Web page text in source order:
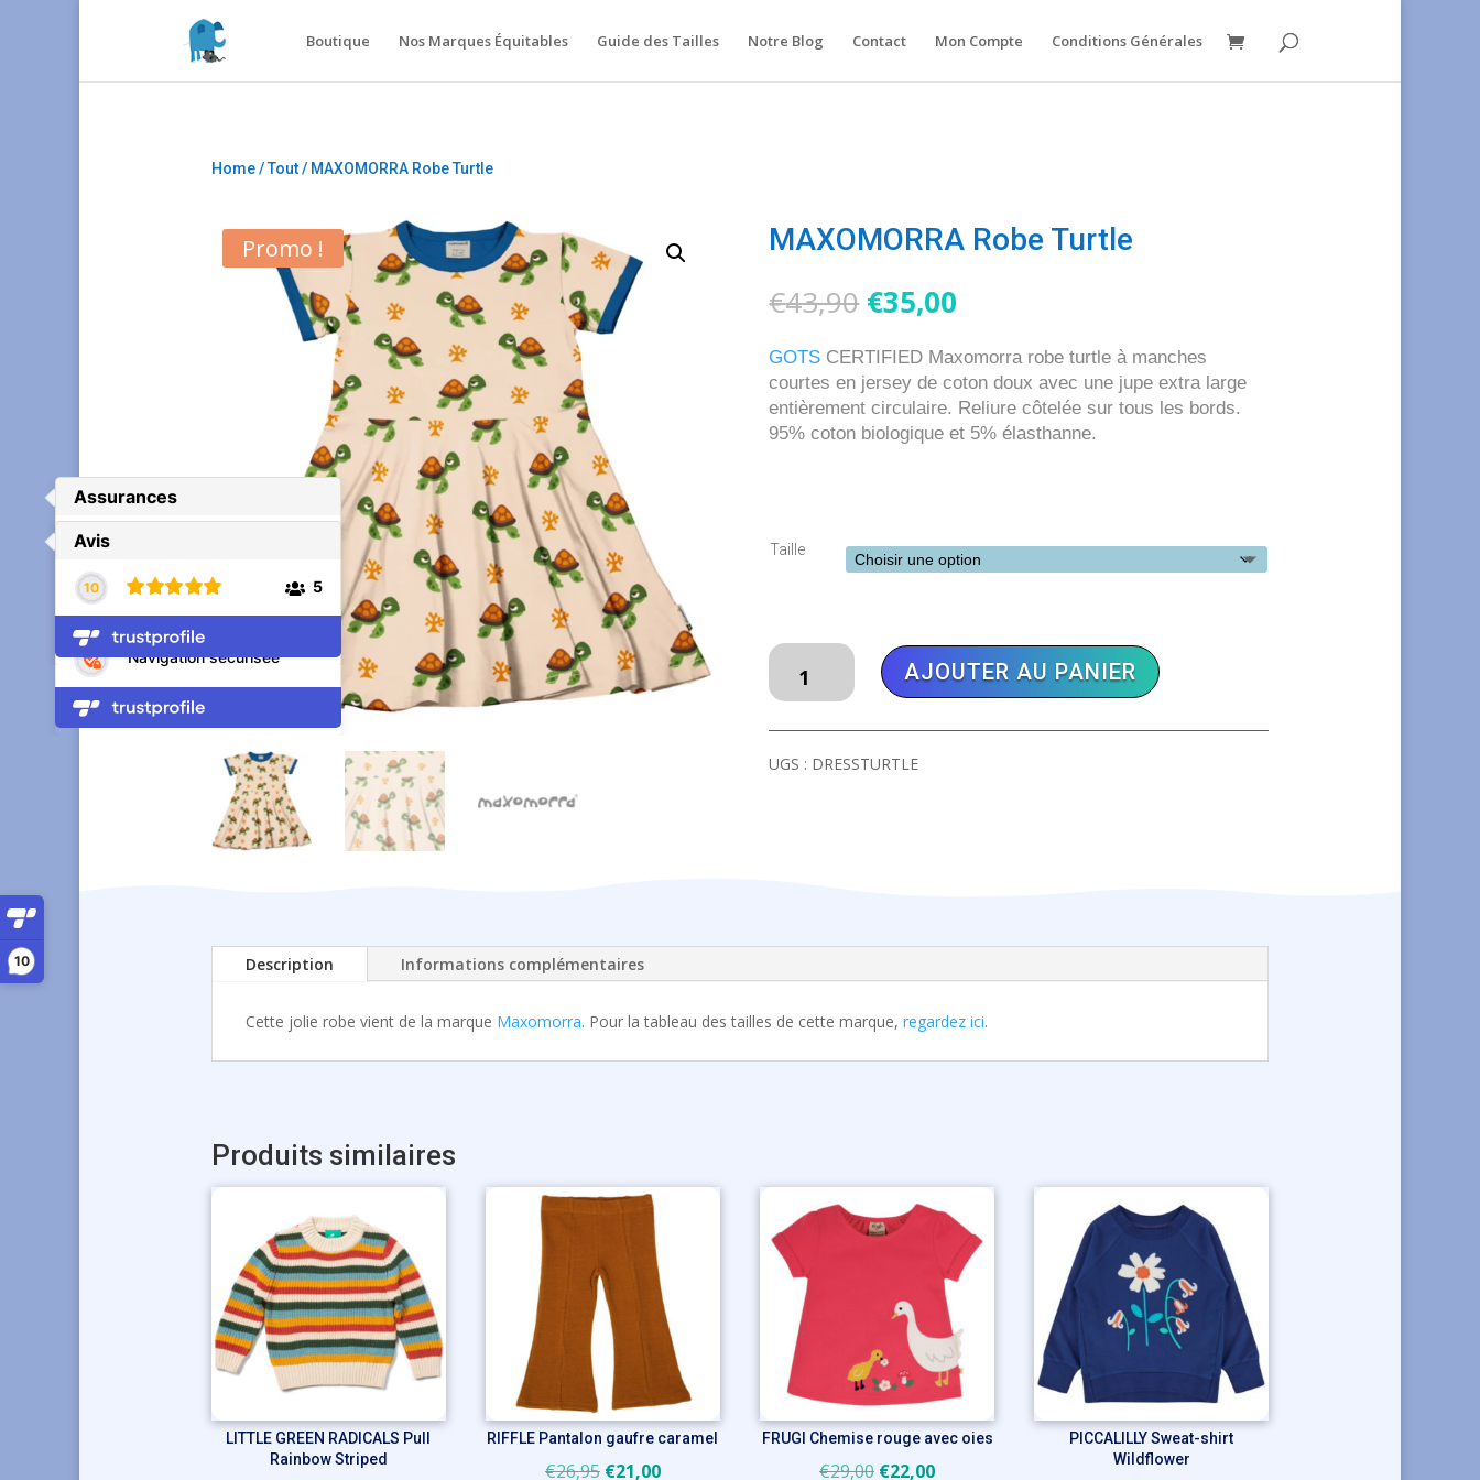
10
Boutique Nos Marques Équitables Guide des Tailles Notre Blog Contact Mon Compte Conditions Générales
Home/Tout/ MAXOMORRA Robe Turtle
Promo ! MAXOMORRA Robe Turtle
€43,90 Le
prix
initial
était :
€43,90.
€35,00
actuel
est :
€35,00.
GOTS CERTIFIED Maxomorra robe turtle à manches
courtes en jersey de coton doux avec une jupe extra large
entièrement circulaire. Reliure côtelée sur tous les bords.
95% coton biologique et 5% élasthanne.
Taille
quantité
MAXOMORRA
Robe
Turtle
AJOUTER AU PANIER
UGS : DRESSTURTLE
Description Informations complémentaires
Cette jolie robe vient de la marque Maxomorra. Pour la tableau des tailles de cette marque, regardez ici.
Produits similaires
LITTLE GREEN RADICALS Pull
Rainbow Striped
RIFFLE Pantalon gaufre caramel
€26,95 Le
€21,00Le
FRUGI Chemise rouge avec oies
€29,00 Le
€22,00Le
PICCALILLY Sweat-shirt
Wildflower